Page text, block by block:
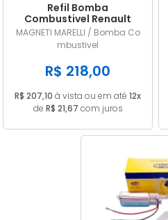
Refil Bomba
Combustivel Renault
Sandero 1.6 2008 a 2017
MM224A
MAGNETI MARELLI / Bomba Co
mbustivel
R$ 218,00
R$ 207,10 à vista ou em até 12x
de R$ 21,67 com juros